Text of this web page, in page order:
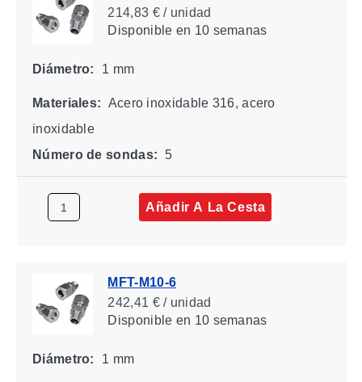
214,83 € / unidad
Disponibleen 10 semanas
Diámetro: 1 mm
Materiales: Acero inoxidable 316, acero
inoxidable
Número de sondas: 5
Añadir A La Cesta
MFT-M10-6
242,41 € / unidad
Disponibleen 10 semanas
Diámetro: 1 mm